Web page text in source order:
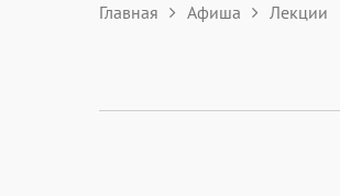
Главная Афиша Лекции